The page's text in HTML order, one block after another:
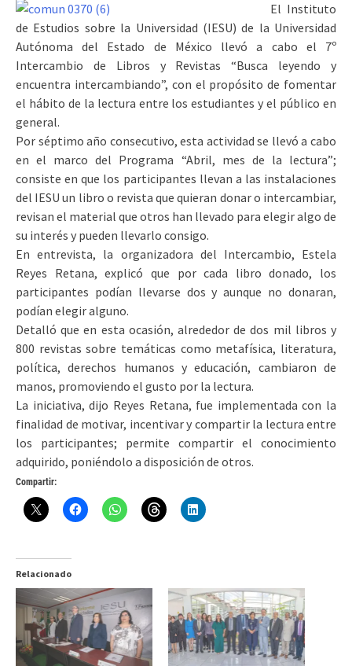
El Instituto
de Estudios sobre la Universidad (IESU) de la Universidad
Autónoma del Estado de México llevó a cabo el 7º
Intercambio de Libros y Revistas “Busca leyendo y
encuentra intercambiando”, con el propósito de fomentar
el hábito de la lectura entre los estudiantes y el público en
general.
Por séptimo año consecutivo, esta actividad se llevó a cabo
en el marco del Programa “Abril, mes de la lectura”;
consiste en que los participantes llevan a las instalaciones
del IESU un libro o revista que quieran donar o intercambiar,
revisan el material que otros han llevado para elegir algo de
su interés y pueden llevarlo consigo.
En entrevista, la organizadora del Intercambio, Estela
Reyes Retana, explicó que por cada libro donado, los
participantes podían llevarse dos y aunque no donaran,
podían elegir alguno.
Detalló que en esta ocasión, alrededor de dos mil libros y
800 revistas sobre temáticas como metafísica, literatura,
política, derechos humanos y educación, cambiaron de
manos, promoviendo el gusto por la lectura.
La iniciativa, dijo Reyes Retana, fue implementada con la
finalidad de motivar, incentivar y compartir la lectura entre
los participantes; permite compartir el conocimiento
adquirido, poniéndolo a disposición de otros.
Compartir:
Relacionado